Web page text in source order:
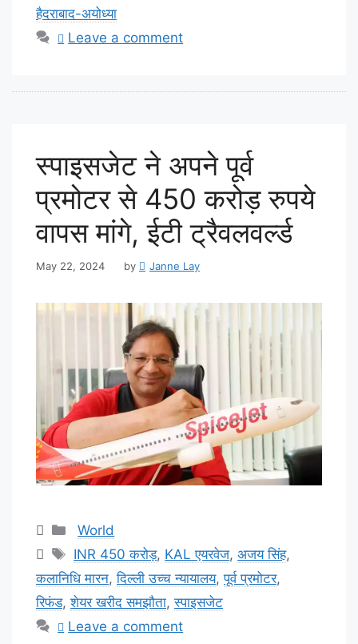
हैदराबाद-अयोध्या
Leave a comment
स्पाइसजेट ने अपने पूर्व
प्रमोटर से 450 करोड़ रुपये
वापस मांगे, ईटी ट्रैवलवर्ल्ड
May 22, 2024 by Janne Lay
Categories
World
Tags
INR 450 करोड़, KAL एयरवेज,अजय सिंह,
कलानिधि मारन,दिल्ली उच्च न्यायालय,पूर्व प्रमोटर,
रिफंड,शेयर खरीद समझौता,स्पाइसजेट
Leave a comment